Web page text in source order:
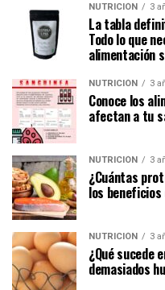
NUTRICIÓN 3
La tabla
Todo lo que
alimentación
NUTRICIÓN 3
Conoce los
afectan a tu
NUTRICIÓN 3
¿Cuántas
los
NUTRICIÓN 3
¿Qué sucede
demasiados